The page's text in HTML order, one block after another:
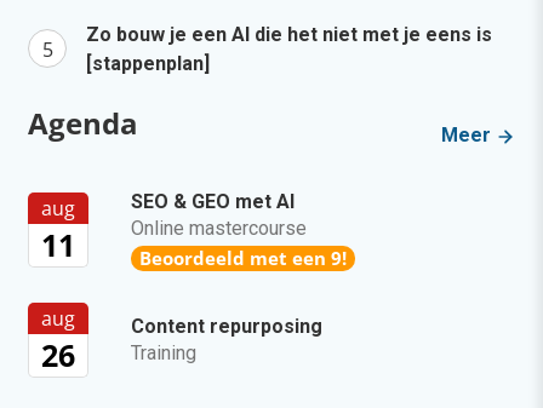
Zo bouw je een AI die het niet met je eens is
[stappenplan]
Agenda Meer
aug
11
SEO & GEO met AI
Online mastercourse
Beoordeeld met een 9!
aug
26
Content repurposing
Training